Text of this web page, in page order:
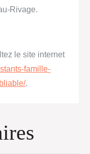
Rivage.
le site internet
famille-
.